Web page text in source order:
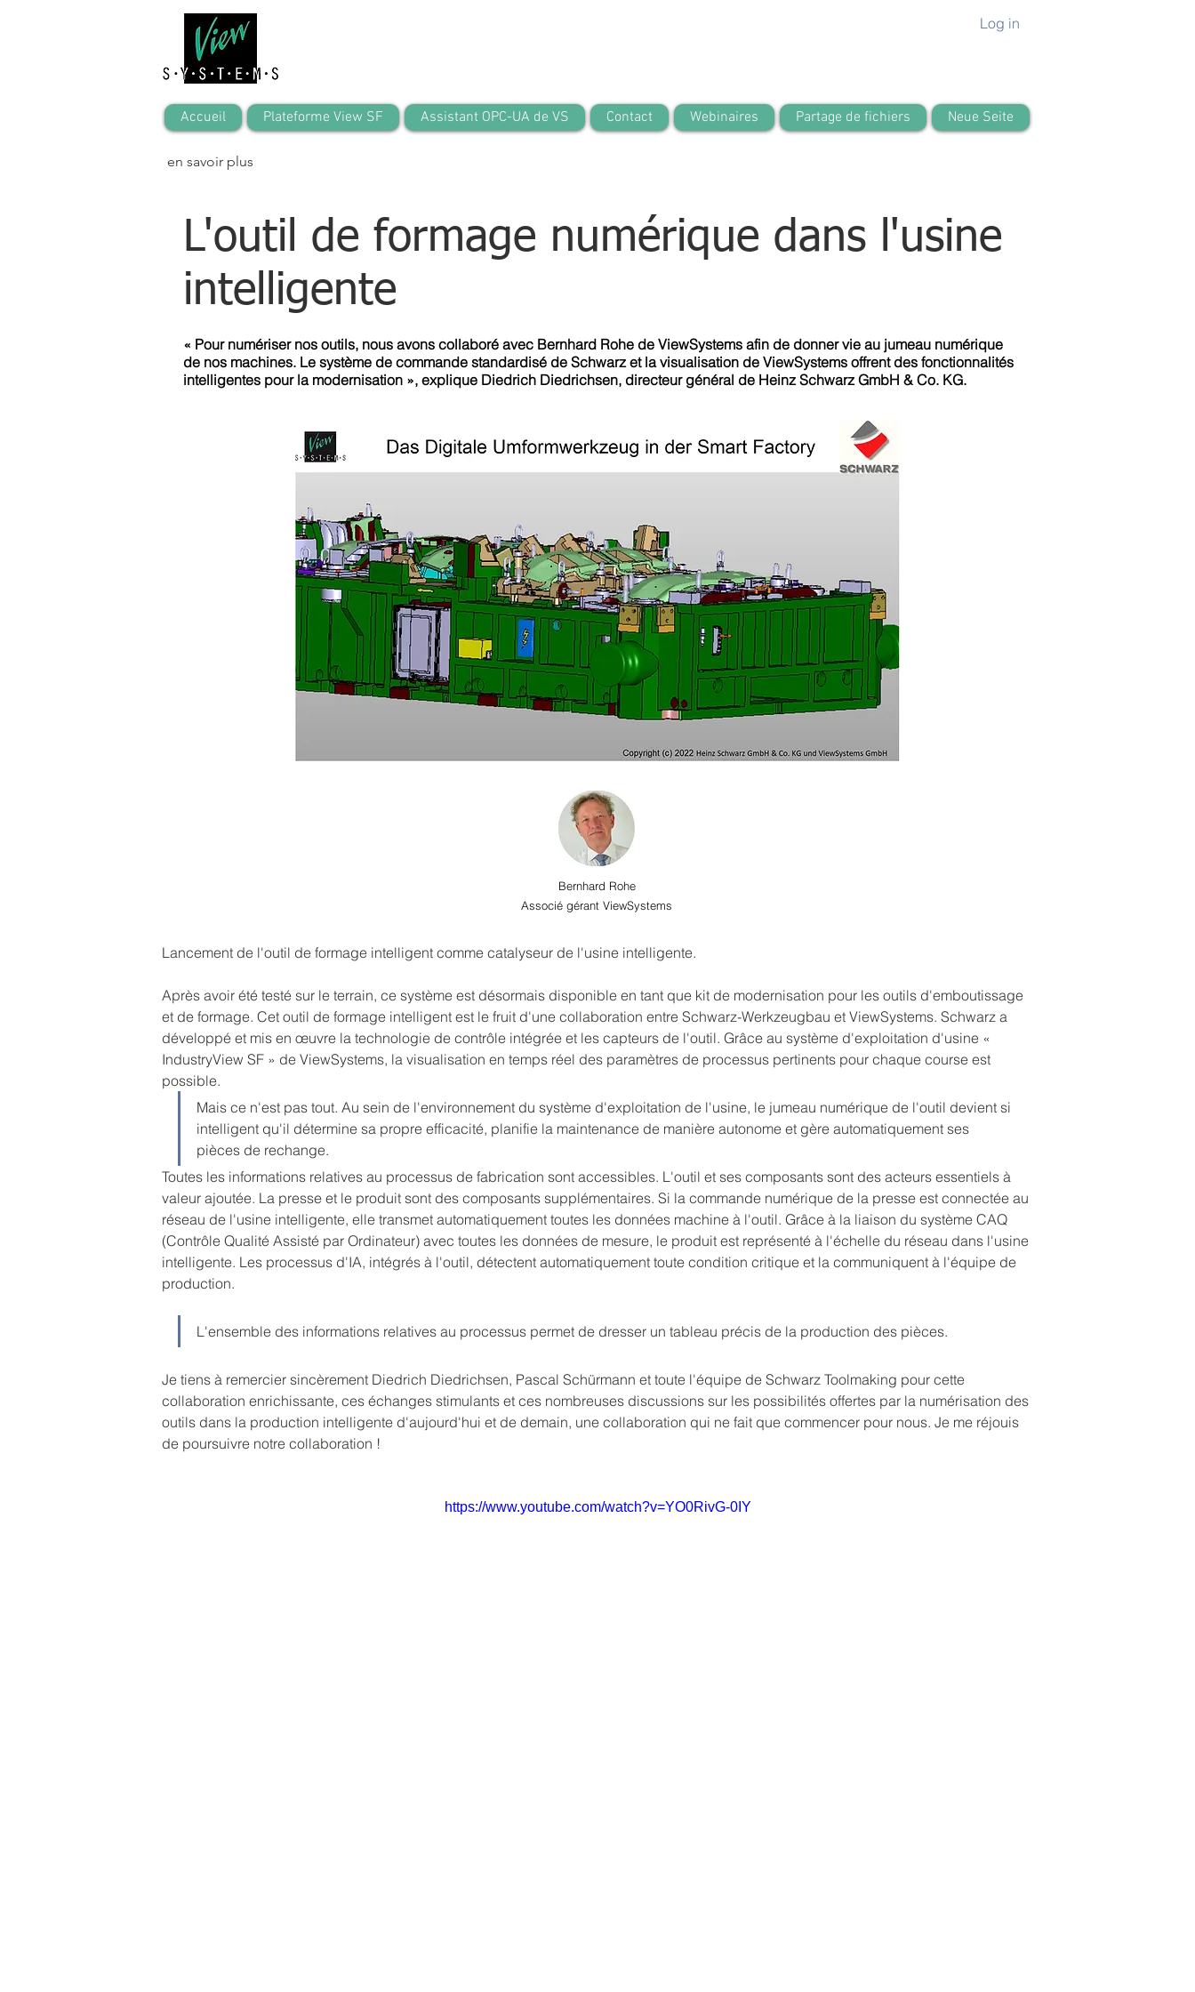
Log in
Accueil Plateforme View SF Assistant OPC-UA de VS Contact Webinaires Partage de fichiers Neue Seite
en savoir plus
L'outil de formage numérique dans l'usine
intelligente
« Pour numériser nos outils, nous avons collaboré avec Bernhard Rohe de ViewSystems afin de donner vie au jumeau numérique
de nos machines. Le système de commande standardisé de Schwarz et la visualisation de ViewSystems offrent des fonctionnalités
intelligentes pour la modernisation », explique Diedrich Diedrichsen, directeur général de Heinz Schwarz GmbH & Co. KG.
Bernhard Rohe
Associé gérant ViewSystems
Lancement de l'outil de formage intelligent comme catalyseur de l'usine intelligente.
Après avoir été testé sur le terrain, ce système est désormais disponible en tant que kit de modernisation pour les outils d'emboutissage
et de formage. Cet outil de formage intelligent est le fruit d'une collaboration entre Schwarz-Werkzeugbau et ViewSystems. Schwarz a
développé et mis en œuvre la technologie de contrôle intégrée et les capteurs de l'outil. Grâce au système d'exploitation d'usine «
IndustryView SF » de ViewSystems, la visualisation en temps réel des paramètres de processus pertinents pour chaque course est
possible.
Mais ce n'est pas tout. Au sein de l'environnement du système d'exploitation de l'usine, le jumeau numérique de l'outil devient si
intelligent qu'il détermine sa propre efficacité, planifie la maintenance de manière autonome et gère automatiquement ses
pièces de rechange.
Toutes les informations relatives au processus de fabrication sont accessibles. L'outil et ses composants sont des acteurs essentiels à
valeur ajoutée. La presse et le produit sont des composants supplémentaires. Si la commande numérique de la presse est connectée au
réseau de l'usine intelligente, elle transmet automatiquement toutes les données machine à l'outil. Grâce à la liaison du système CAQ
(Contrôle Qualité Assisté par Ordinateur) avec toutes les données de mesure, le produit est représenté à l'échelle du réseau dans l'usine
intelligente. Les processus d'IA, intégrés à l'outil, détectent automatiquement toute condition critique et la communiquent à l'équipe de
production.
L'ensemble des informations relatives au processus permet de dresser un tableau précis de la production des pièces.
Je tiens à remercier sincèrement Diedrich Diedrichsen, Pascal Schürmann et toute l'équipe de Schwarz Toolmaking pour cette
collaboration enrichissante, ces échanges stimulants et ces nombreuses discussions sur les possibilités offertes par la numérisation des
outils dans la production intelligente d'aujourd'hui et de demain, une collaboration qui ne fait que commencer pour nous. Je me réjouis
de poursuivre notre collaboration !
https://www.youtube.com/watch?v=YO0RivG-0IY